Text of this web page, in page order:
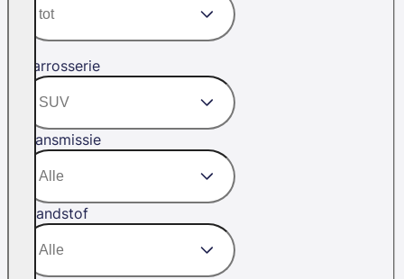
Carrosserie
Transmissie
Brandstof